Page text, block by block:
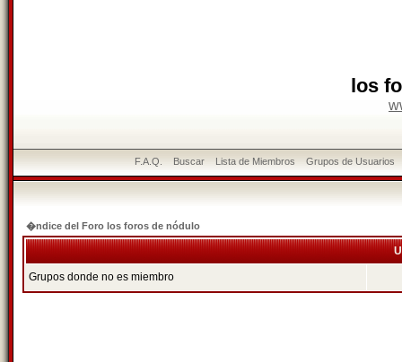
los
F.A.Q. Buscar Lista de Miembros Grupos de Usuarios
�ndice del Foro los foros de nódulo
Grupos donde no es miembro